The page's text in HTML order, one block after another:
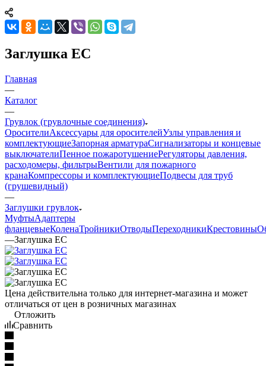
Заглушка EC
Главная
—
Каталог
—
Грувлок (грувлочные соединения)
ОросителиАксессуары для оросителейУзлы управления и
комплектующиеЗапорная арматураСигнализаторы и концевые
выключателиПенное пожаротушениеРегуляторы давления,
расходомеры, фильтрыВентили для пожарного
кранаКомпрессоры и комплектующиеПодвесы для труб
(грушевидный)
—
Заглушки грувлок
МуфтыАдаптеры
фланцевыеКоленаТройникиОтводыПереходникиКрестовины
—Заглушка EC
Цена действительна только для интернет-магазина и может
отличаться от цен в розничных магазинах
Отложить
Сравнить